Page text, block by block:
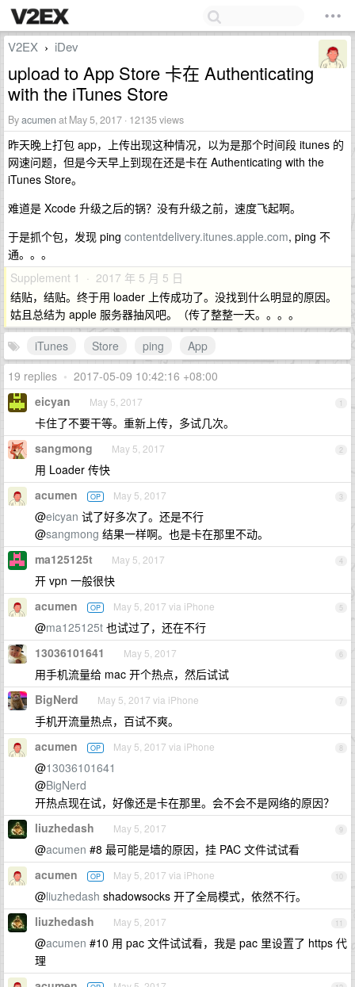
V2EX › iDev
upload to App Store 卡在 Authenticating
with the iTunes Store
Byacumen at May 5, 2017 · 12135 views
昨天晚上打包 app，上传出现这种情况，以为是那个时间段 itunes 的
网速问题，但是今天早上到现在还是卡在 Authenticating with the
iTunes Store。
难道是 Xcode 升级之后的锅？没有升级之前，速度飞起啊。
于是抓个包，发现 ping contentdelivery.itunes.apple.com, ping 不
通。。。
Supplement 1 · 2017 年 5 月 5 日
结贴，结贴。终于用 loader 上传成功了。没找到什么明显的原因。
姑且总结为 apple 服务器抽风吧。（传了整整一天。。。。
iTunes
Store ping
App
19 replies • 2017-05-09 10:42:16 +08:00
1
eicyan May 5, 2017
卡住了不要干等。重新上传，多试几次。
2
sangmong May 5, 2017
用 Loader 传快
3
acumen OP May 5, 2017
@eicyan 试了好多次了。还是不行
@sangmong 结果一样啊。也是卡在那里不动。
4
ma125125t May 5, 2017
开 vpn 一般很快
5
acumen OP May 5, 2017 via iPhone
@ma125125t 也试过了，还在不行
6
13036101641 May 5, 2017
用手机流量给 mac 开个热点，然后试试
7
BigNerd May 5, 2017 via iPhone
手机开流量热点，百试不爽。
8
acumen OP May 5, 2017 via iPhone
@13036101641
@BigNerd
开热点现在试，好像还是卡在那里。会不会不是网络的原因？
9
liuzhedash May 5, 2017
@acumen #8 最可能是墙的原因，挂 PAC 文件试试看
10
acumen OP May 5, 2017 via iPhone
@liuzhedash shadowsocks 开了全局模式，依然不行。
11
liuzhedash May 5, 2017
@acumen #10 用 pac 文件试试看，我是 pac 里设置了 https 代
理